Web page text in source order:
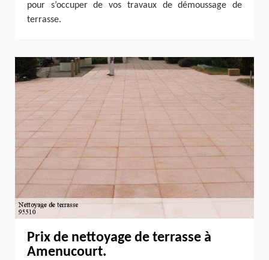
pour s’occuper de vos travaux de démoussage de
terrasse.
Prix de nettoyage de terrasse à
Amenucourt.